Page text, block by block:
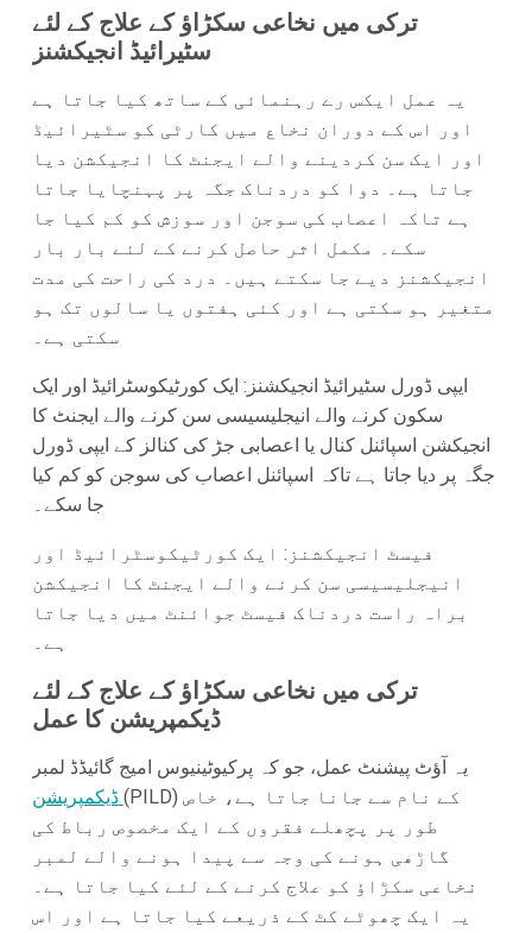
ترکی میں نخاعی سکڑاؤ کے علاج کے لئے
سٹیرائیڈ انجیکشنز
یہ عمل ایکس رے رہنمائی کے ساتھ کیا جاتا ہے
اور اس کے دوران نخاع میں کارٹی کو سٹیرائیڈ
اور ایک سن کردینے والے ایجنٹ کا انجیکشن دیا
جاتا ہے۔ دوا کو دردناک جگہ پر پہنچایا جاتا
ہے تاکہ اعصاب کی سوجن اور سوزش کو کم کیا جا
سکے۔ مکمل اثر حاصل کرنے کے لئے بار بار
انجیکشنز دیے جا سکتے ہیں۔ درد کی راحت کی مدت
متغیر ہو سکتی ہے اور کئی ہفتوں یا سالوں تک ہو
سکتی ہے۔
ایپی ڈورل سٹیرائیڈ انجیکشنز: ایک کورٹیکوسٹرائیڈ اور ایک
سکون کرنے والے انیجلیسیسی سن کرنے والے ایجنٹ کا
انجیکشن اسپائنل کنال یا اعصابی جڑ کی کنالز کے ایپی ڈورل
جگہ پر دیا جاتا ہے تاکہ اسپائنل اعصاب کی سوجن کو کم کیا
جا سکے۔
فیسٹ انجیکشنز: ایک کورٹیکوسٹرائیڈ اور
انیجلیسیسی سن کرنے والے ایجنٹ کا انجیکشن
براہ راست دردناک فیسٹ جوائنٹ میں دیا جاتا
ہے۔
ترکی میں نخاعی سکڑاؤ کے علاج کے لئے
ڈیکمپریشن کا عمل
یہ آؤٹ پیشنٹ عمل، جو کہ پرکیوٹینیوس امیج گائیڈڈ لمبر
ڈیکمپریشن (PILD) کے نام سے جانا جاتا ہے، خاص
طور پر پچھلے فقروں کے ایک مخصوص رباط کی
گاڑھی ہونے کی وجہ سے پیدا ہونے والے لمبر
نخاعی سکڑاؤ کو علاج کرنے کے لئے کیا جاتا ہے۔
یہ ایک چھوٹے کٹ کے ذریعے کیا جاتا ہے اور اس